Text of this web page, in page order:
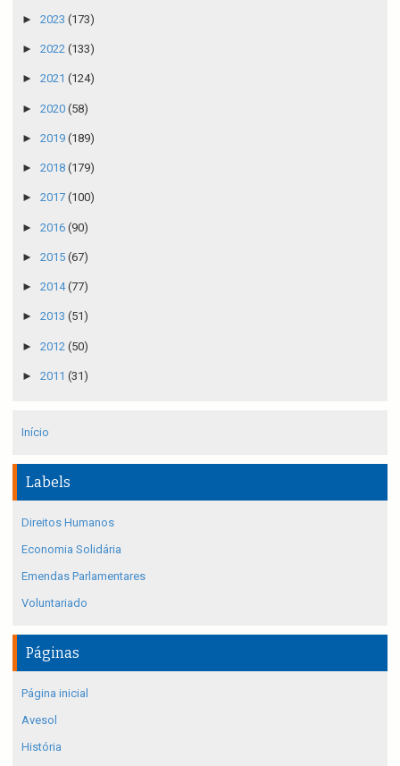
► 2023 (173)
► 2022 (133)
► 2021 (124)
► 2020 (58)
► 2019 (189)
► 2018 (179)
► 2017 (100)
► 2016 (90)
► 2015 (67)
► 2014(77)
► 2013 (51)
► 2012 (50)
► 2011 (31)
Início
Labels
Direitos Humanos
Economia Solidária
Emendas Parlamentares
Voluntariado
Páginas
Página inicial
Avesol
História